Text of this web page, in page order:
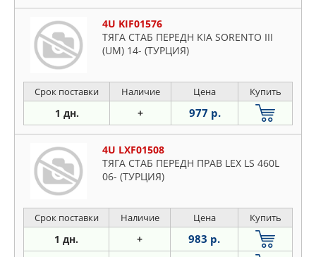
4U KIF01576
ТЯГА СТАБ ПЕРЕДН KIA SORENTO III
(UM) 14- (ТУРЦИЯ)
Срок поставки Наличие Цена Купить
1 дн. + 977 р.
4U LXF01508
ТЯГА СТАБ ПЕРЕДН ПРАВ LEX LS 460L
06- (ТУРЦИЯ)
Срок поставки Наличие Цена Купить
1 дн. + 983 р.